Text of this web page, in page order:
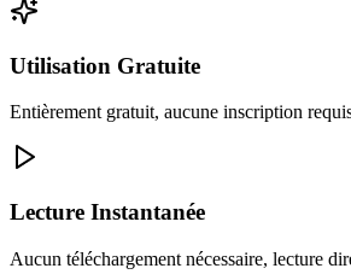
Utilisation Gratuite
Entièrement gratuit, aucune inscription
Lecture Instantanée
Aucun téléchargement nécessaire, lecture